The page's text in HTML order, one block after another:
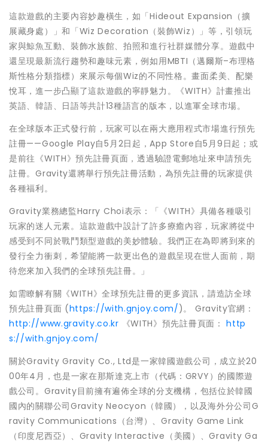
這款遊戲的主要內容妙趣橫生，如「Hideout Expansion（擴
展藏身處）」和「Wiz Decoration（裝飾Wiz）」等，引領玩
家與鯨魚互動、裝飾水族館、拍照和進行社群媒體分享。遊戲中
還呈現最新流行趨勢和趣味元素，例如用MBTI（邁爾斯–布理格
斯性格分類指標）來展示每個Wiz的不同性格。畫面柔美、配樂
悅耳，進一步凸顯了這款遊戲的寧靜魅力。《WITH》計畫推出
英語、韓語、日語等共計13種語言的版本，以進軍全球市場。
在全球版本正式發行前，玩家可以在兩大應用程式市場進行預先
註冊——Google Play自5月2日起，App Store自5月9日起；或
是前往《WITH》預先註冊頁面，透過驗證電郵地址來申請預先
註冊。Gravity還將舉行預先註冊活動，為預先註冊的玩家提供
各種福利。
Gravity業務總監Harry Choi表示：「《WITH》具備各種吸引
玩家的迷人元素。這款遊戲中設計了許多療癒內容，玩家將從中
感受到不同於戰鬥類型遊戲的美妙體驗。我們正在為即將到來的
發行全力衝刺，希望能將一款更出色的遊戲呈現在世人面前，期
待您來加入我們的全球預先註冊。」
如需瞭解有關《WITH》全球預先註冊的更多資訊，請造訪全球
預先註冊頁面 (https://with.gnjoy.com/)。 Gravity官網：
http://www.gravity.co.kr 《WITH》預先註冊頁面：http
s://with.gnjoy.com/
關於Gravity Gravity Co., Ltd是一家韓國遊戲公司，成立於20
00年4月，也是一家在那斯達克上市（代碼：GRVY）的國際遊
戲公司。Gravity目前擁有遍佈全球的分支機構，包括位於韓國
國內的關聯公司Gravity Neocyon（韓國），以及海外分公司G
ravity Communications（台灣）、Gravity Game Link
（印度尼西亞）、Gravity Interactive（美國）、Gravity Ga